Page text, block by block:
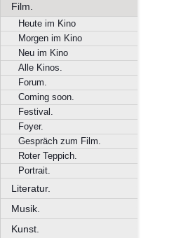
Film.
Heute im Kino
Morgen im Kino
Neu im Kino
Alle Kinos.
Forum.
Coming soon.
Festival.
Foyer.
Gespräch zum Film.
Roter Teppich.
Portrait.
Literatur.
Musik.
Kunst.